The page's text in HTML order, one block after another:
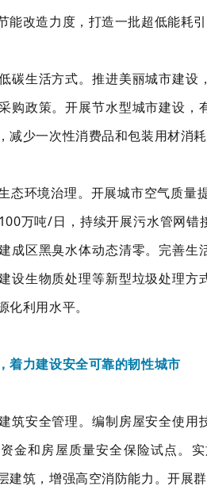
能改造力度，打造一批超低能耗
碳生活方式。推进美丽城市建
购政策。开展节水型城市建设
减少一次性消费品和包装用材消
态环境治理。开展城市空气质
万吨/日，持续开展污水管网
成区黑臭水体动态清零。完善
设生物质处理等新型垃圾处理
化利用水平。
着力建设安全可靠的韧性城市
筑安全管理。编制房屋安全使
金和房屋质量安全保险试点。
建筑，增强高空消防能力。开展